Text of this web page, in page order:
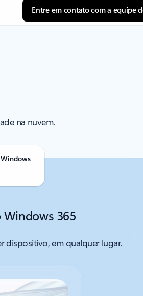
Entre em contato com a equipe
na nuvem.
365
dispositivo, em qualquer lugar.